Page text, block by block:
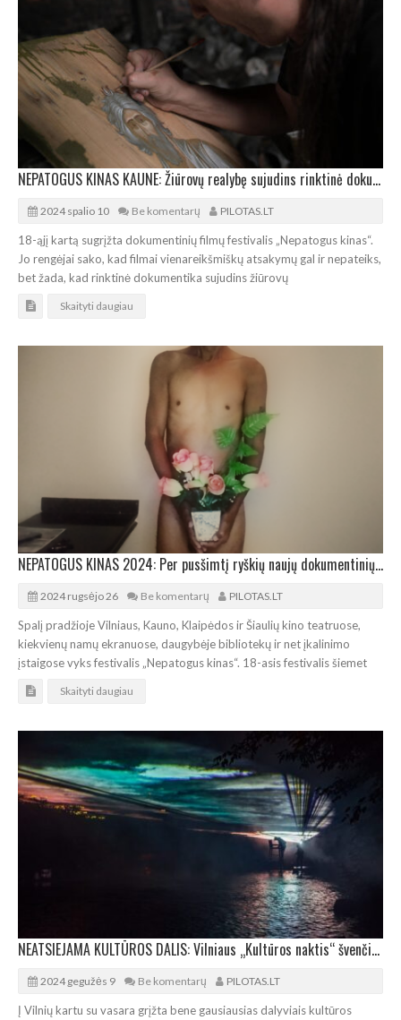
NEPATOGUS KINAS KAUNE: Žiūrovų realybę sujudins rinktinė dokumentika
2024 spalio 10 Be komentarų PILOTAS.LT
18-ąjį kartą sugrįžta dokumentinių filmų festivalis „Nepatogus kinas“.
Jo rengėjai sako, kad filmai vienareikšmiškų atsakymų gal ir nepateiks,
bet žada, kad rinktinė dokumentika sujudins žiūrovų
Skaityti daugiau
NEPATOGUS KINAS 2024: Per pusšimtį ryškių naujų dokumentinių filmų
2024 rugsėjo 26 Be komentarų PILOTAS.LT
Spalį pradžioje Vilniaus, Kauno, Klaipėdos ir Šiaulių kino teatruose,
kiekvienų namų ekranuose, daugybėje bibliotekų ir net įkalinimo
įstaigose vyks festivalis „Nepatogus kinas“. 18-asis festivalis šiemet
Skaityti daugiau
NEATSIEJAMA KULTŪROS DALIS: Vilniaus „Kultūros naktis“ švenčia pilnametystę
2024 gegužės 9 Be komentarų PILOTAS.LT
Į Vilnių kartu su vasara grįžta bene gausiausias dalyviais kultūros